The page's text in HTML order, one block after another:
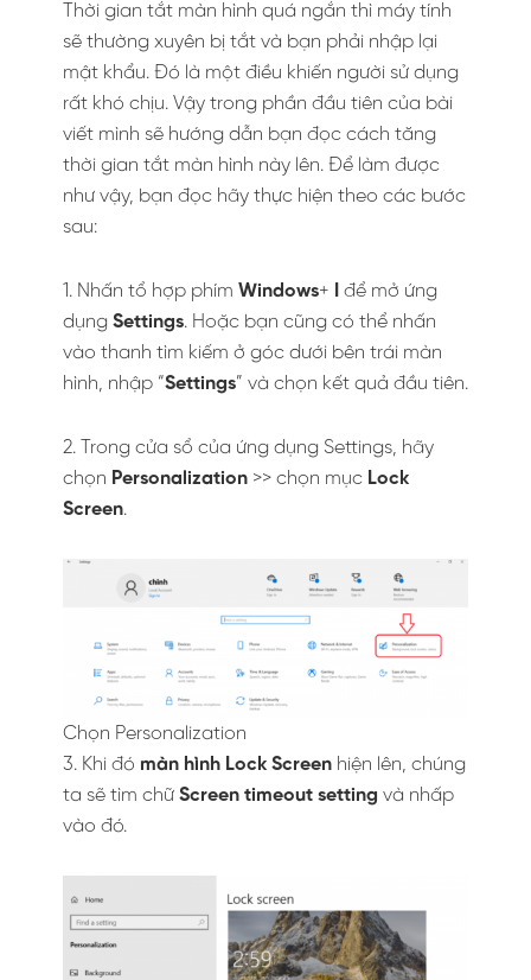
Thời gian tắt màn hình quá ngắn thì máy tính
sẽ thường xuyên bị tắt và bạn phải nhập lại
mật khẩu. Đó là một điều khiến người sử dụng
rất khó chịu. Vậy trong phần đầu tiên của bài
viết mình sẽ hướng dẫn bạn đọc cách tăng
thời gian tắt màn hình này lên. Để làm được
như vậy, bạn đọc hãy thực hiện theo các bước
sau:
1. Nhấn tổ hợp phím Windows+
để mở ứng
dụng Settings. Hoặc bạn cũng có thể nhấn
vào thanh tìm kiếm ở góc dưới bên trái màn
hình, nhập “Settings” và chọn kết quả đầu tiên.
2. Trong cửa sổ của ứng dụng Settings, hãy
chọn Personalization >> chọn mục Lock
Screen.
Chọn Personalization
3. Khi đó màn hình Lock Screen hiện lên, chúng
ta sẽ tìm chữ Screen timeout setting và nhấp
vào đó.